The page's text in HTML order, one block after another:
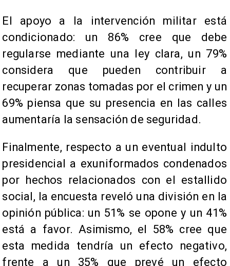
El apoyo a la intervención militar está
condicionado: un 86% cree que debe
regularse mediante una ley clara, un 79%
considera que pueden contribuir a
recuperar zonas tomadas por el crimen y un
69% piensa que su presencia en las calles
aumentaría la sensación de seguridad.
Finalmente, respecto a un eventual indulto
presidencial a exuniformados condenados
por hechos relacionados con el estallido
social, la encuesta reveló una división en la
opinión pública: un 51% se opone y un 41%
está a favor. Asimismo, el 58% cree que
esta medida tendría un efecto negativo,
frente a un 35% que prevé un efecto